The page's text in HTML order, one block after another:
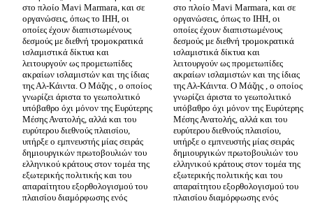
στο πλοίο Mavi Marmara, και σε
οργανώσεις, όπως το ΙHH, οι
οποίες έχουν διαπιστωμένους
δεσμούς με διεθνή τρομοκρατικά
ισλαμιστικά δίκτυα και
λειτουργούν ως προμετωπίδες
ακραίων ισλαμιστών και της ίδιας
της Αλ-Κάιντα. Ο Μάζης , ο οποίος
γνωρίζει άριστα το γεωπολιτικό
υπόβαθρο όχι μόνον της Ευρύτερης
Μέσης Ανατολής, αλλά και του
ευρύτερου διεθνούς πλαισίου,
υπήρξε ο εμπνευστής μίας σειράς
δημιουργικών πρωτοβουλιών του
ελληνικού κράτους στον τομέα της
εξωτερικής πολιτικής και του
απαραίτητου εξορθολογισμού του
πλαισίου διαμόρφωσης ενός
στο πλοίο Mavi Marmara, και σε
οργανώσεις, όπως το ΙHH, οι
οποίες έχουν διαπιστωμένους
δεσμούς με διεθνή τρομοκρατικά
ισλαμιστικά δίκτυα και
λειτουργούν ως προμετωπίδες
ακραίων ισλαμιστών και της ίδιας
της Αλ-Κάιντα. Ο Μάζης , ο οποίος
γνωρίζει άριστα το γεωπολιτικό
υπόβαθρο όχι μόνον της Ευρύτερης
Μέσης Ανατολής, αλλά και του
ευρύτερου διεθνούς πλαισίου,
υπήρξε ο εμπνευστής μίας σειράς
δημιουργικών πρωτοβουλιών του
ελληνικού κράτους στον τομέα της
εξωτερικής πολιτικής και του
απαραίτητου εξορθολογισμού του
πλαισίου διαμόρφωσης ενός